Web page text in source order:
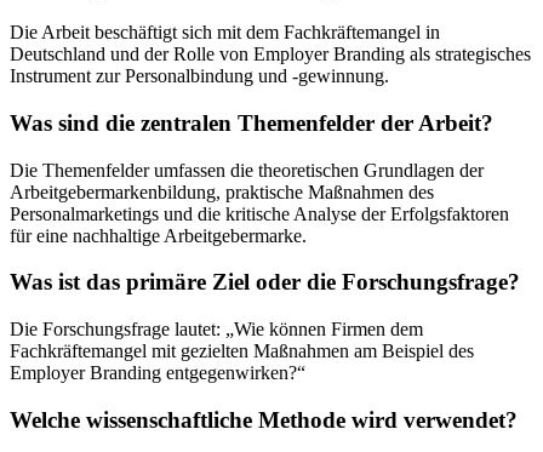
Die Arbeit beschäftigt sich mit dem Fachkräftemangel in
Deutschland und der Rolle von Employer Branding als strategisches
Instrument zur Personalbindung und -gewinnung.
Was sind die zentralen Themenfelder der Arbeit?
Die Themenfelder umfassen die theoretischen Grundlagen der
Arbeitgebermarkenbildung, praktische Maßnahmen des
Personalmarketings und die kritische Analyse der Erfolgsfaktoren
für eine nachhaltige Arbeitgebermarke.
Was ist das primäre Ziel oder die Forschungsfrage?
Die Forschungsfrage lautet: „Wie können Firmen dem
Fachkräftemangel mit gezielten Maßnahmen am Beispiel des
Employer Branding entgegenwirken?“
Welche wissenschaftliche Methode wird verwendet?